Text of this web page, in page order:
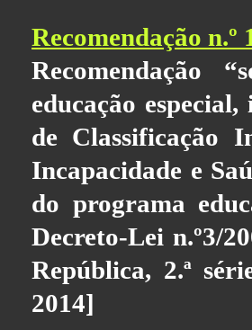
Recomendação n.º
Recomendação
educação
de Classificação
Incapacidade e
do programa
Decreto-Lei n.º3/
República, 2.ª
2014]